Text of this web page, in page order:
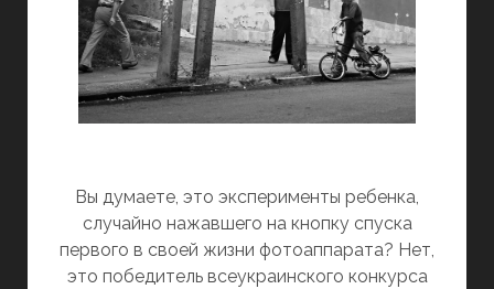
Вы думаете, это эксперименты ребенка,
случайно нажавшего на кнопку спуска
первого в своей жизни фотоаппарата? Нет,
это победитель всеукраинского конкурса